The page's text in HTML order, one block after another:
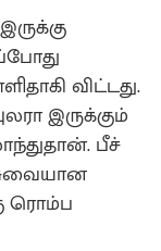
விட்டது.
இருக்கும்
பீச்
ரொம்ப